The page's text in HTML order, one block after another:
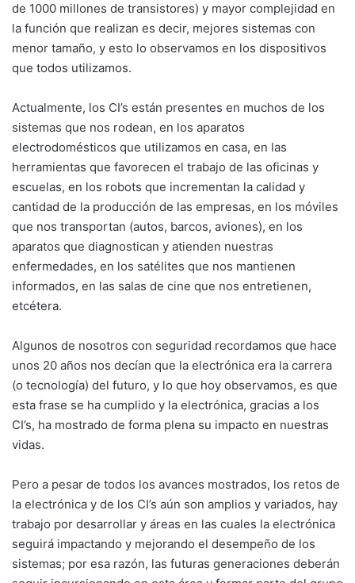
de 1000 millones de transistores) y mayor complejidad en
la función que realizan es decir, mejores sistemas con
menor tamaño, y esto lo observamos en los dispositivos
que todos utilizamos.
Actualmente, los CI’s están presentes en muchos de los
sistemas que nos rodean, en los aparatos
electrodomésticos que utilizamos en casa, en las
herramientas que favorecen el trabajo de las oficinas y
escuelas, en los robots que incrementan la calidad y
cantidad de la producción de las empresas, en los móviles
que nos transportan (autos, barcos, aviones), en los
aparatos que diagnostican y atienden nuestras
enfermedades, en los satélites que nos mantienen
informados, en las salas de cine que nos entretienen,
etcétera.
Algunos de nosotros con seguridad recordamos que hace
unos 20 años nos decían que la electrónica era la carrera
(o tecnología) del futuro, y lo que hoy observamos, es que
esta frase se ha cumplido y la electrónica, gracias a los
CI’s, ha mostrado de forma plena su impacto en nuestras
vidas.
Pero a pesar de todos los avances mostrados, los retos de
la electrónica y de los CI’s aún son amplios y variados, hay
trabajo por desarrollar y áreas en las cuales la electrónica
seguirá impactando y mejorando el desempeño de los
sistemas; por esa razón, las futuras generaciones deberán